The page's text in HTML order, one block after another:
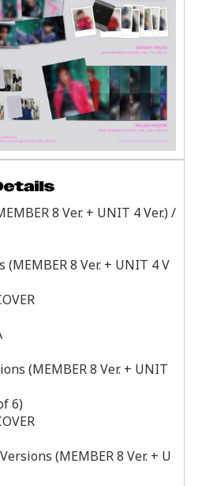
8 Ver. + UNIT 4 Ver.) /
(MEMBER 8 Ver. + UNIT 4 V
(MEMBER 8 Ver. + UNIT
6)
(MEMBER 8 Ver. + U